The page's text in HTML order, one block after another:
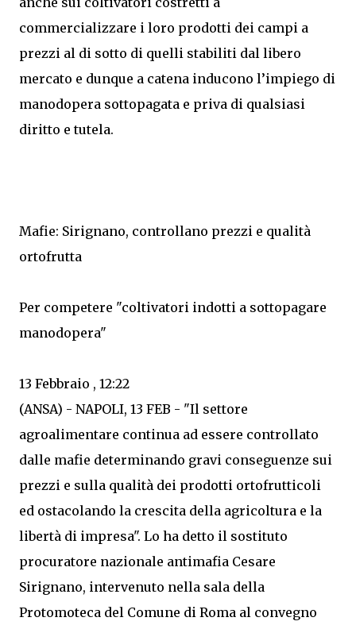
commercializzare i loro prodotti dei campi a
prezzi al di sotto di quelli stabiliti dal libero
mercato e dunque a catena inducono l’impiego di
manodopera sottopagata e priva di qualsiasi
diritto e tutela.
Mafie: Sirignano, controllano prezzi e qualità
ortofrutta
Per competere "coltivatori indotti a sottopagare
manodopera"
13 Febbraio , 12:22
(ANSA) - NAPOLI, 13 FEB - "Il settore
agroalimentare continua ad essere controllato
dalle mafie determinando gravi conseguenze sui
prezzi e sulla qualità dei prodotti ortofrutticoli
ed ostacolando la crescita della agricoltura e la
libertà di impresa". Lo ha detto il sostituto
procuratore nazionale antimafia Cesare
Sirignano, intervenuto nella sala della
Protomoteca del Comune di Roma al convegno